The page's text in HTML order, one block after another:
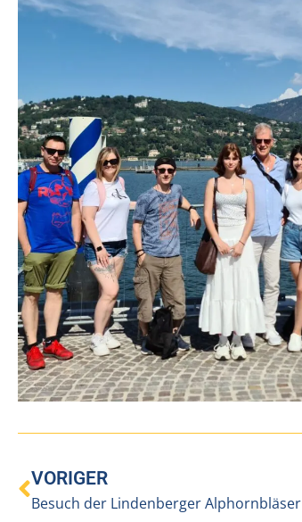
VORIGER
Besuch der Lindenberger Alphornbläser